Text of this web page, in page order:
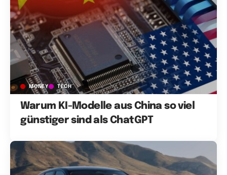
MONEY TECH
Warum KI-Modelle aus China so viel
günstiger sind als ChatGPT